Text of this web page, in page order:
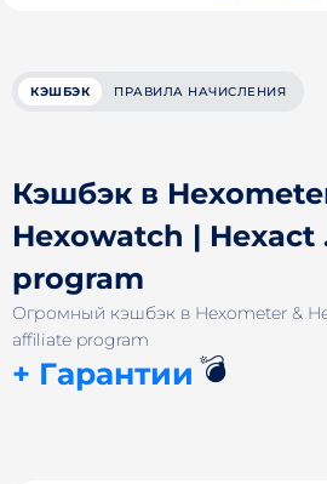
КЭШБЭК ПРАВИЛА НАЧИСЛЕНИЯ
Кэшбэк в
Hexowatch |
program
Огромный кэшбэк в Hexometer &
affiliate program
+ Гарантии 💣